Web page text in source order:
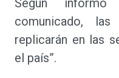
Según
comunicado,
replicarán en las
el país”.